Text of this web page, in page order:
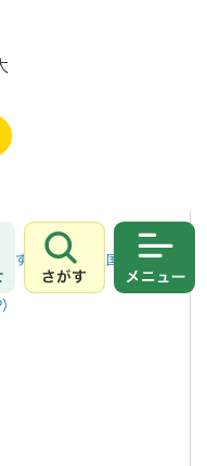
せ
さがす
する連携（出入国在留管理